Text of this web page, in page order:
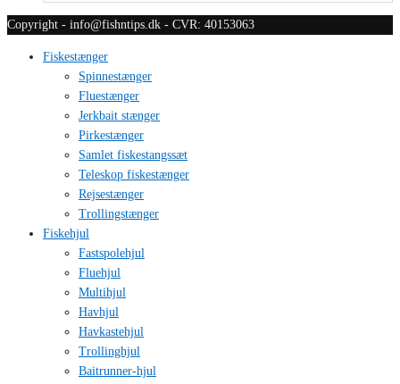
Copyright - info@fishntips.dk - CVR: 40153063
Fiskestænger
Spinnestænger
Fluestænger
Jerkbait stænger
Pirkestænger
Samlet fiskestangssæt
Teleskop fiskestænger
Rejsestænger
Trollingstænger
Fiskehjul
Fastspolehjul
Fluehjul
Multihjul
Havhjul
Havkastehjul
Trollinghjul
Baitrunner-hjul